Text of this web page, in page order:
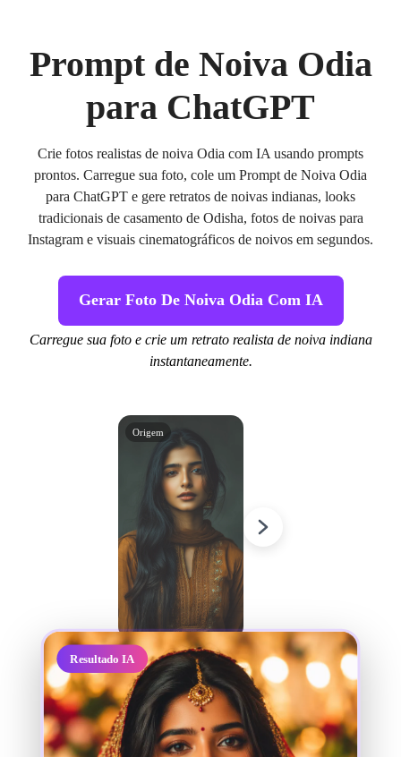
Prompt de Noiva Odia
para ChatGPT
Crie fotos realistas de noiva Odia com IA usando prompts
prontos. Carregue sua foto, cole um Prompt de Noiva Odia
para ChatGPT e gere retratos de noivas indianas, looks
tradicionais de casamento de Odisha, fotos de noivas para
Instagram e visuais cinematográficos de noivos em segundos.
Gerar Foto De Noiva Odia Com IA
Carregue sua foto e crie um retrato realista de noiva indiana
instantaneamente.
Origem
Resultado IA